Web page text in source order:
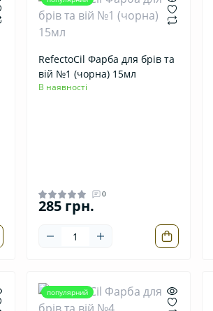
RefectoCil Фарба для брів та
вій №1 (чорна) 15мл
В наявності
0
285 грн.
популярний